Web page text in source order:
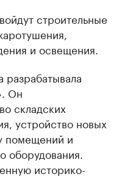
строительные
и освещения.
разрабатывала
Он
складских
устройство новых
помещений и
оборудования.
историко-